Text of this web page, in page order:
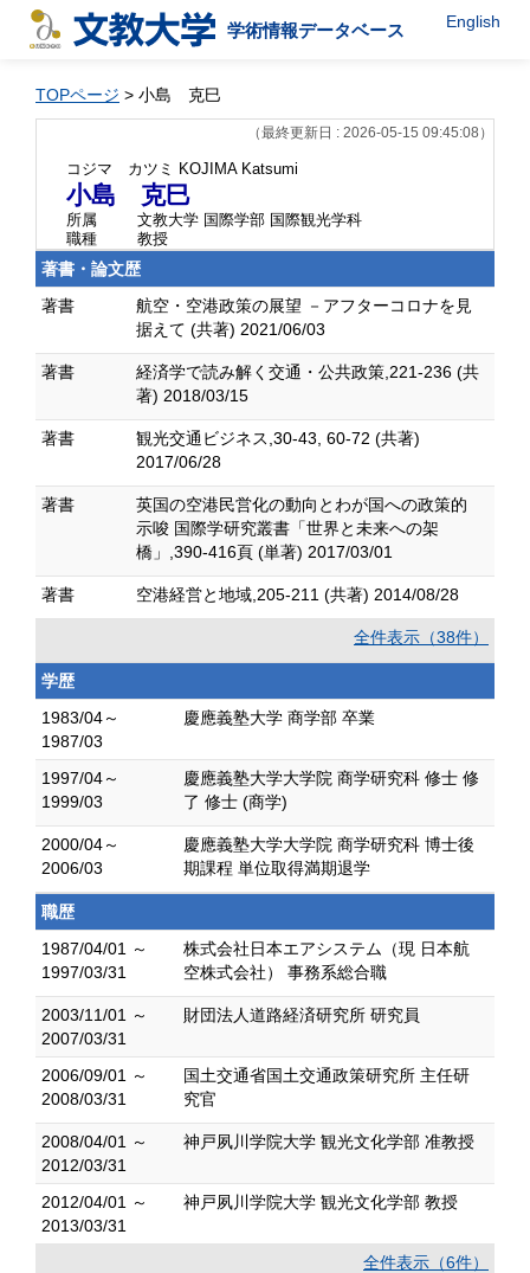
学術情報データベース English
TOPページ > 小島 克巳
（最終更新日 : 2026-05-15 09:45:08）
コジマ カツミ KOJIMA Katsumi
小島 克巳
所属
文教大学 国際学部 国際観光学科
職種
教授
著書・論文歴
著書
航空・空港政策の展望 －アフターコロナを見
据えて (共著) 2021/06/03
著書
経済学で読み解く交通・公共政策,221-236 (共
著) 2018/03/15
著書
観光交通ビジネス,30-43, 60-72 (共著)
2017/06/28
著書
英国の空港民営化の動向とわが国への政策的
示唆 国際学研究叢書「世界と未来への架
橋」,390-416頁 (単著) 2017/03/01
著書 空港経営と地域,205-211 (共著) 2014/08/28
全件表示（38件）
学歴
1983/04～
1987/03
慶應義塾大学 商学部 卒業
1997/04～
1999/03
慶應義塾大学大学院 商学研究科 修士 修
了 修士 (商学)
2000/04～
2006/03
慶應義塾大学大学院 商学研究科 博士後
期課程 単位取得満期退学
職歴
1987/04/01 ～
1997/03/31
株式会社日本エアシステム（現 日本航
空株式会社） 事務系総合職
2003/11/01 ～
2007/03/31
財団法人道路経済研究所 研究員
2006/09/01 ～
2008/03/31
国土交通省国土交通政策研究所 主任研
究官
2008/04/01 ～
2012/03/31
神戸夙川学院大学 観光文化学部 准教授
2012/04/01 ～
2013/03/31
神戸夙川学院大学 観光文化学部 教授
全件表示（6件）